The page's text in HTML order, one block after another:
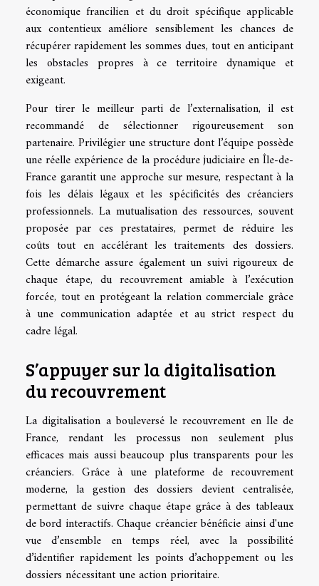
économique francilien et du droit spécifique applicable
aux contentieux améliore sensiblement les chances de
récupérer rapidement les sommes dues, tout en anticipant
les obstacles propres à ce territoire dynamique et
exigeant.
Pour tirer le meilleur parti de l’externalisation, il est
recommandé de sélectionner rigoureusement son
partenaire. Privilégier une structure dont l’équipe possède
une réelle expérience de la procédure judiciaire en Île-de-
France garantit une approche sur mesure, respectant à la
fois les délais légaux et les spécificités des créanciers
professionnels. La mutualisation des ressources, souvent
proposée par ces prestataires, permet de réduire les
coûts tout en accélérant les traitements des dossiers.
Cette démarche assure également un suivi rigoureux de
chaque étape, du recouvrement amiable à l’exécution
forcée, tout en protégeant la relation commerciale grâce
à une communication adaptée et au strict respect du
cadre légal.
S’appuyer sur la digitalisation
du recouvrement
La digitalisation a bouleversé le recouvrement en Ile de
France, rendant les processus non seulement plus
efficaces mais aussi beaucoup plus transparents pour les
créanciers. Grâce à une plateforme de recouvrement
moderne, la gestion des dossiers devient centralisée,
permettant de suivre chaque étape grâce à des tableaux
de bord interactifs. Chaque créancier bénéficie ainsi d'une
vue d’ensemble en temps réel, avec la possibilité
d’identifier rapidement les points d’achoppement ou les
dossiers nécessitant une action prioritaire.